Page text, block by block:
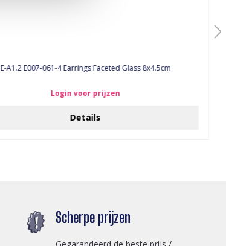
E-A1.2 E007-061-4 Earrings Faceted Glass 8x4.5cm
Login voor prijzen
Details
Scherpe prijzen
Gegarandeerd de beste prijs /